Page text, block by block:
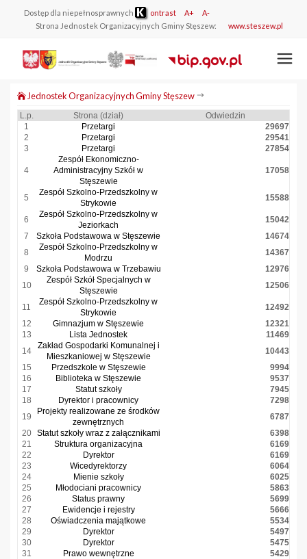
Dostęp dla niepełnosprawnych ontrast A+
A-
Strona Jednostek Organizacyjnych Gminy Stęszew:
www.steszew.pl
Jednostek Organizacyjnych Gminy Stęszew
L.p. Strona (dział)
Odwiedzin
1
Przetargi
29697
2
Przetargi
29541
3
Przetargi 27854
4
Zespół Ekonomiczno-
Administracyjny Szkół w
Stęszewie
17058
5
Zespół Szkolno-Przedszkolny w
Strykowie
15588
6
Zespół Szkolno-Przedszkolny w
Jeziorkach
15042
7
Szkoła Podstawowa w Stęszewie
14674
8
Zespół Szkolno-Przedszkolny w
Modrzu
14367
9
Szkoła Podstawowa w Trzebawiu
12976
10
Zespół Szkół Specjalnych w
Stęszewie
12506
11
Zespół Szkolno-Przedszkolny w
Strykowie
12492
12
Gimnazjum w Stęszewie
12321
13
Lista Jednostek
11469
14
Zakład Gospodarki Komunalnej i
Mieszkaniowej w Stęszewie
10443
15
Przedszkole w Stęszewie
9994
16
Biblioteka w Stęszewie
9537
17
Statut szkoły
7945
18
Dyrektor i pracownicy
7298
19
Projekty realizowane ze środków
zewnętrznych
6787
20
Statut szkoły wraz z załącznikami
6398
21
Struktura organizacyjna
6169
22
Dyrektor
6169
23
Wicedyrektorzy
6064
24
Mienie szkoły
6025
25
Młodociani pracownicy
5863
26
Status prawny
5699
27
Ewidencje i rejestry
5666
28
Oświadczenia majątkowe
5534
29
Dyrektor
5497
30
Dyrektor
5475
31
Prawo wewnętrzne
5429